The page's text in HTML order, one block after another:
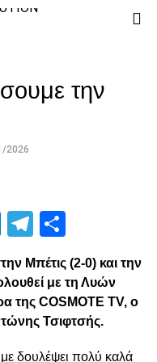
την
2026
LinkedIn
Telegram
Μπέτις (2-0) και την
με τη Λυών
της COSMOTE TV, ο
Τσιφτσής.
δουλέψει πολύ καλά